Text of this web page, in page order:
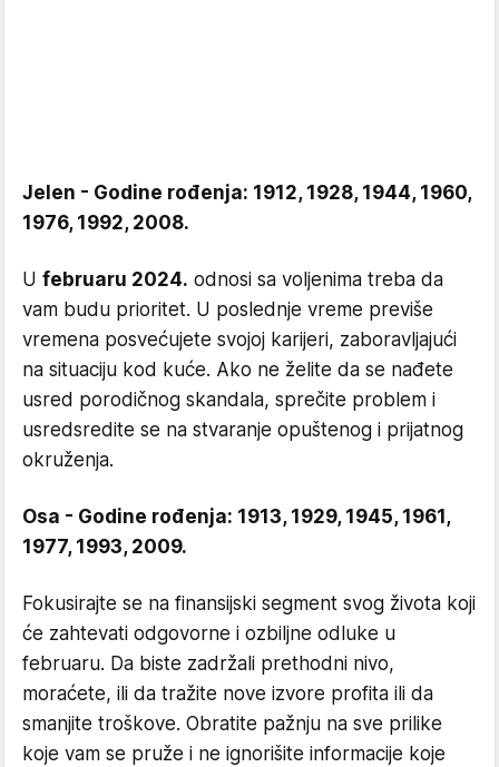
Jelen - Godine rođenja: 1912, 1928, 1944, 1960,
1976, 1992, 2008.
U februaru 2024. odnosi sa voljenima treba da
vam budu prioritet. U poslednje vreme previše
vremena posvećujete svojoj karijeri, zaboravljajući
na situaciju kod kuće. Ako ne želite da se nađete
usred porodičnog skandala, sprečite problem i
usredsredite se na stvaranje opuštenog i prijatnog
okruženja.
Osa - Godine rođenja: 1913, 1929, 1945, 1961,
1977, 1993, 2009.
Fokusirajte se na finansijski segment svog života koji
će zahtevati odgovorne i ozbiljne odluke u
februaru. Da biste zadržali prethodni nivo,
moraćete, ili da tražite nove izvore profita ili da
smanjite troškove. Obratite pažnju na sve prilike
koje vam se pruže i ne ignorišite informacije koje